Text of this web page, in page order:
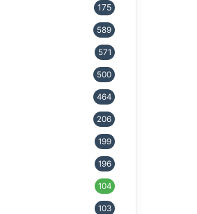
175
589
571
500
464
206
199
196
104
103